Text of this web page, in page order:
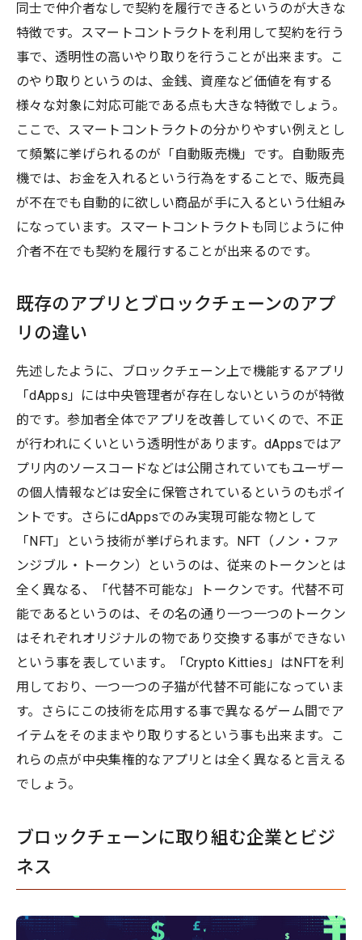
同士で仲介者なしで契約を履行できるというのが大きな
特徴です。スマートコントラクトを利用して契約を行う
事で、透明性の高いやり取りを行うことが出来ます。こ
のやり取りというのは、金銭、資産など価値を有する
様々な対象に対応可能である点も大きな特徴でしょう。
ここで、スマートコントラクトの分かりやすい例えとし
て頻繁に挙げられるのが「自動販売機」です。自動販売
機では、お金を入れるという行為をすることで、販売員
が不在でも自動的に欲しい商品が手に入るという仕組み
になっています。スマートコントラクトも同じように仲
介者不在でも契約を履行することが出来るのです。
既存のアプリとブロックチェーンのアプ
リの違い
先述したように、ブロックチェーン上で機能するアプリ
「dApps」には中央管理者が存在しないというのが特徴
的です。参加者全体でアプリを改善していくので、不正
が行われにくいという透明性があります。dAppsではア
プリ内のソースコードなどは公開されていてもユーザー
の個人情報などは安全に保管されているというのもポイ
ントです。さらにdAppsでのみ実現可能な物として
「NFT」という技術が挙げられます。NFT（ノン・ファ
ンジブル・トークン）というのは、従来のトークンとは
全く異なる、「代替不可能な」トークンです。代替不可
能であるというのは、その名の通り一つ一つのトークン
はそれぞれオリジナルの物であり交換する事ができない
という事を表しています。「Crypto Kitties」はNFTを利
用しており、一つ一つの子猫が代替不可能になっていま
す。さらにこの技術を応用する事で異なるゲーム間でア
イテムをそのままやり取りするという事も出来ます。こ
れらの点が中央集権的なアプリとは全く異なると言える
でしょう。
ブロックチェーンに取り組む企業とビジ
ネス